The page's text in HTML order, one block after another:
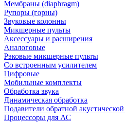
Мембраны (diaphragm)
Рупоры (горны)
Звуковые колонны
Микшерные пульты
Аксессуары и расширения
Аналоговые
Рэковые микшерные пульты
Со встроенным усилителем
Цифровые
Мобильные комплекты
Обработка звука
Динамическая обработка
Подавители обратной акустической
Процессоры для АС